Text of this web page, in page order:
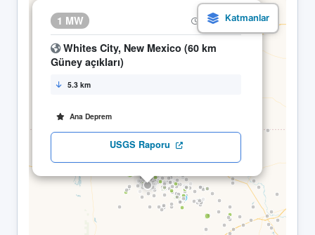
1 MW 24.04 20:07
Whites City, New Mexico (60 km
Güney açıkları)
5.3 km
Ana Deprem
USGS Raporu
×